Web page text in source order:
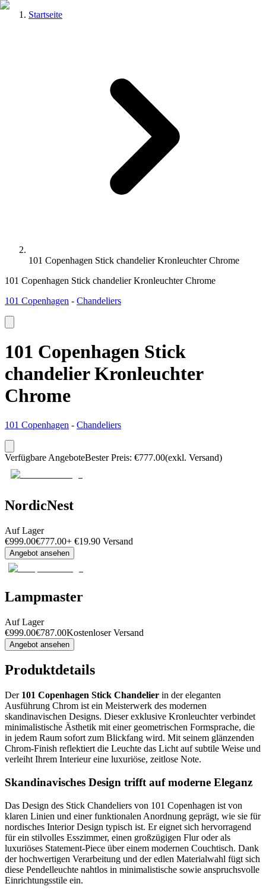
Startseite
101 Copenhagen Stick chandelier Kronleuchter Chrome
101 Copenhagen Stick chandelier Kronleuchter Chrome
101 Copenhagen - Chandeliers
101 Copenhagen Stick
chandelier Kronleuchter
Chrome
101 Copenhagen - Chandeliers
Verfügbare AngeboteBester Preis: €777.00(exkl. Versand)
NordicNest
Auf Lager
€999.00€777.00+ €19.90 Versand
Angebot ansehen
Lampmaster
Auf Lager
€999.00€787.00Kostenloser Versand
Angebot ansehen
Produktdetails
Der 101 Copenhagen Stick Chandelier in der eleganten
Ausführung Chrom ist ein Meisterwerk des modernen
skandinavischen Designs. Dieser exklusive Kronleuchter verbindet
minimalistische Ästhetik mit einer geometrischen Formsprache, die
in jedem Raum sofort zum Blickfang wird. Mit seinem glänzenden
Chrom-Finish reflektiert die Leuchte das Licht auf subtile Weise und
verleiht Ihrem Interieur eine luxuriöse, zeitlose Note.
Skandinavisches Design trifft auf moderne Eleganz
Das Design des Stick Chandeliers von 101 Copenhagen ist von
klaren Linien und einer funktionalen Anordnung geprägt, wie sie für
nordisches Interior Design typisch ist. Er eignet sich hervorragend
für ein stilvolles Esszimmer, einen großzügigen Flur oder als
luxuriöses Statement-Piece über einem modernen Couchtisch. Dank
der hochwertigen Verarbeitung und der edlen Materialwahl fügt sich
diese Pendelleuchte nahtlos in minimalistische sowie anspruchsvolle
Einrichtungsstile ein.